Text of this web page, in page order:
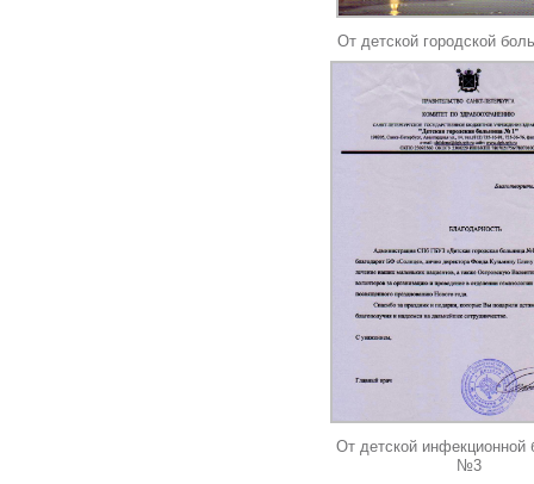
От детской городской
От детской инфекционной
№3